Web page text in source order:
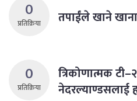
0
प्रतिक्रिया तपाईंले खाने
0
प्रतिक्रिया
त्रिकोणात्मक
नेदरल्याण्डसलाई